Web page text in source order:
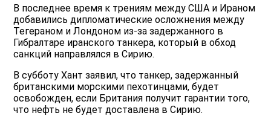
В последнее время к трениям между США и Ираном
добавились дипломатические осложнения между
Тегераном и Лондоном из-за задержанного в
Гибралтаре иранского танкера, который в обход
санкций направлялся в Сирию.
В субботу Хант заявил, что танкер, задержанный
британскими морскими пехотинцами, будет
освобожден, если Британия получит гарантии того,
что нефть не будет доставлена в Сирию.